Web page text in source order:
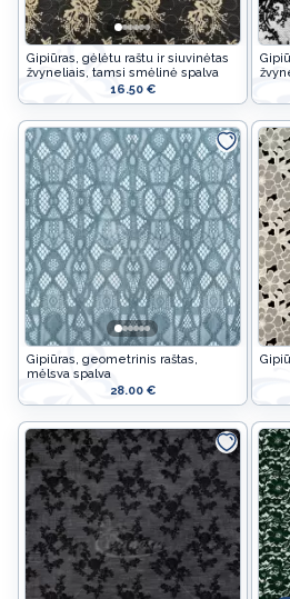
AKCIJOS
PASLAUGOS
UŽUOLAIDŲ SISTEMOS IR
Gipiūras, gėlėtu raštu ir siuvinėtas
žvyneliais, tamsi smėlinė spalva
16.50 €
Gipiūras, geometrinis raštas,
mėlsva spalva
28.00 €